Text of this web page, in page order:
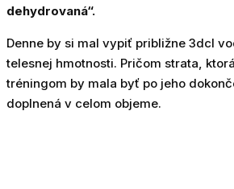
dehydrovaná“.
Denne by si mal vypiť približne 3dcl
telesnej hmotnosti. Pričom strata,
tréningom by mala byť po jeho
doplnená v celom objeme.